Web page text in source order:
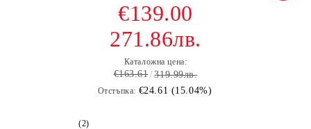
€139.00
271.86лв.
Каталожна цена:
€163.61 319.99лв.
Отстъпка: €24.61 (15.04%)
(2)